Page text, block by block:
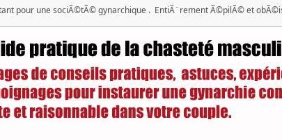
pour une sociÃ©tÃ© gynarchique . EntiÃ¨rement Ã©pilÃ© et